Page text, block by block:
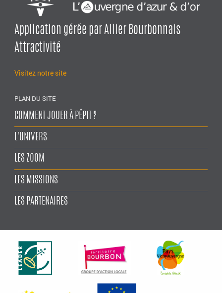
Application gérée par Allier Bourbonnais
Attractivité
Visitez notre site
PLAN DU SITE
COMMENT JOUER À PÉPIT ?
L'UNIVERS
LES ZOOM
LES MISSIONS
LES PARTENAIRES